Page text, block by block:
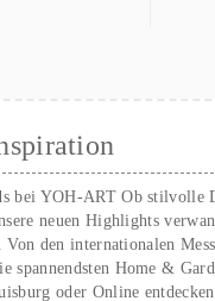
bei YOH‑ART Ob stilvolle
neuen Highlights
den internationalen
spannendsten Home &
oder Online entdecken